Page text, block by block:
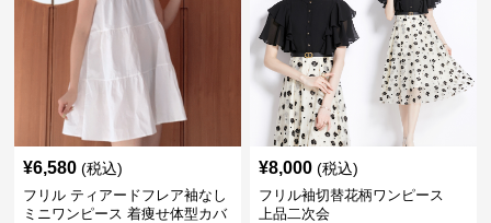
¥6,580 (税込)
フリル ティアードフレア袖なし
ミニワンピース 着痩せ体型カバ
¥8,000 (税込)
フリル袖切替花柄ワンピース
上品二次会